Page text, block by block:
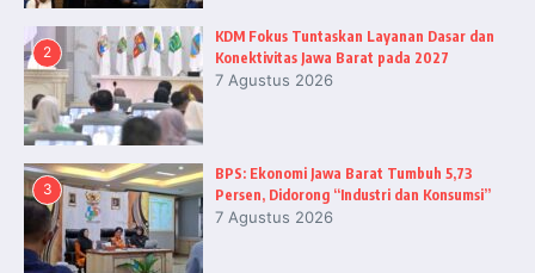
2
KDM Fokus Tuntaskan Layanan Dasar dan
Konektivitas Jawa Barat pada 2027
7 Agustus 2026
3
BPS: Ekonomi Jawa Barat Tumbuh 5,73
Persen, Didorong “Industri dan Konsumsi”
7 Agustus 2026